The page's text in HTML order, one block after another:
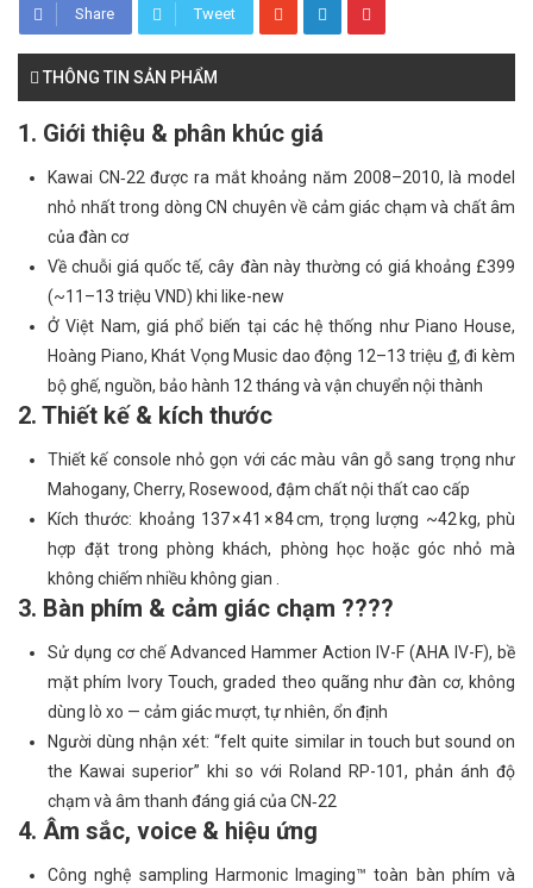
Share Tweet
THÔNG TIN SẢN PHẨM
1. Giới thiệu & phân khúc giá
Kawai CN‑22 được ra mắt khoảng năm 2008–2010, là model
nhỏ nhất trong dòng CN chuyên về cảm giác chạm và chất âm
của đàn cơ
Về chuỗi giá quốc tế, cây đàn này thường có giá khoảng £399
(~11–13 triệu VND) khi like-new
Ở Việt Nam, giá phổ biến tại các hệ thống như Piano House,
Hoàng Piano, Khát Vọng Music dao động 12–13 triệu ₫, đi kèm
bộ ghế, nguồn, bảo hành 12 tháng và vận chuyển nội thành
2. Thiết kế & kích thước
Thiết kế console nhỏ gọn với các màu vân gỗ sang trọng như
Mahogany, Cherry, Rosewood, đậm chất nội thất cao cấp
Kích thước: khoảng 137 × 41 × 84 cm, trọng lượng ~42 kg, phù
hợp đặt trong phòng khách, phòng học hoặc góc nhỏ mà
không chiếm nhiều không gian .
3. Bàn phím & cảm giác chạm ????
Sử dụng cơ chế Advanced Hammer Action IV-F (AHA IV-F), bề
mặt phím Ivory Touch, graded theo quãng như đàn cơ, không
dùng lò xo — cảm giác mượt, tự nhiên, ổn định
Người dùng nhận xét: “felt quite similar in touch but sound on
the Kawai superior” khi so với Roland RP-101, phản ánh độ
chạm và âm thanh đáng giá của CN‑22
4. Âm sắc, voice & hiệu ứng
Công nghệ sampling Harmonic Imaging™ toàn bàn phím và